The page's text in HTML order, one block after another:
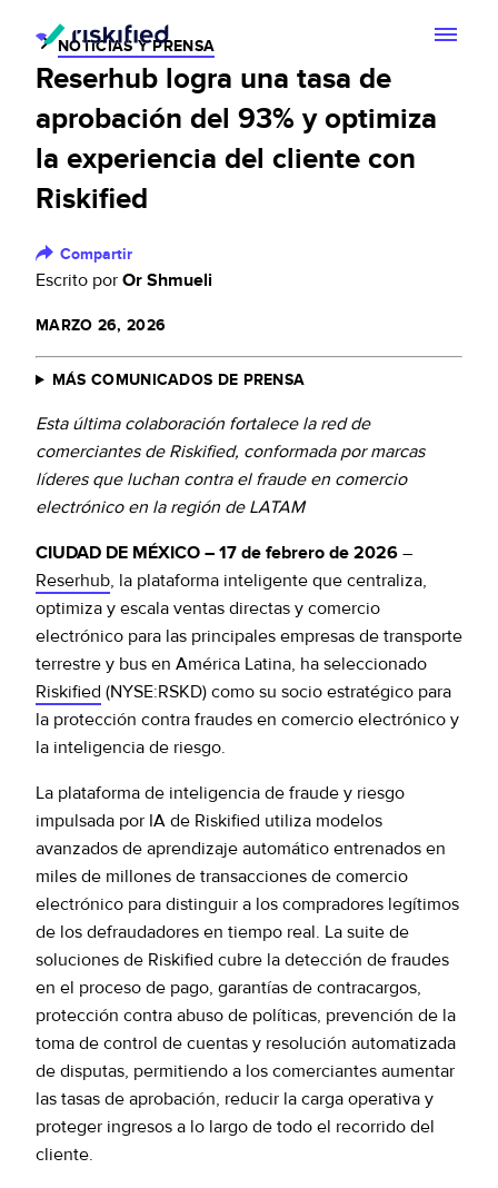
Buscar con IA
Plataforma
Plataforma
Adaptive Checkout
Chargeback guarantee
Dispute Resolve
Account Secure
Policy Protect
Cliente
Partners
Centro de Recursos
Centro de Recursos
Blog
Inversionistas
Eventos
Prensa
ES
Hablemos
NOTICIAS Y PRENSA
Reserhub logra una tasa de
aprobación del 93% y optimiza
la experiencia del cliente con
Riskified
Compartir
Escrito por Or Shmueli
MARZO 26, 2026
MÁS COMUNICADOS DE PRENSA
Esta última colaboración fortalece la red de
comerciantes de Riskified, conformada por marcas
líderes que luchan contra el fraude en comercio
electrónico en la región de LATAM
CIUDAD DE MÉXICO – 17 de febrero de 2026 –
Reserhub, la plataforma inteligente que centraliza,
optimiza y escala ventas directas y comercio
electrónico para las principales empresas de transporte
terrestre y bus en América Latina, ha seleccionado
Riskified (NYSE:RSKD) como su socio estratégico para
la protección contra fraudes en comercio electrónico y
la inteligencia de riesgo.
La plataforma de inteligencia de fraude y riesgo
impulsada por IA de Riskified utiliza modelos
avanzados de aprendizaje automático entrenados en
miles de millones de transacciones de comercio
electrónico para distinguir a los compradores legítimos
de los defraudadores en tiempo real. La suite de
soluciones de Riskified cubre la detección de fraudes
en el proceso de pago, garantías de contracargos,
protección contra abuso de políticas, prevención de la
toma de control de cuentas y resolución automatizada
de disputas, permitiendo a los comerciantes aumentar
las tasas de aprobación, reducir la carga operativa y
proteger ingresos a lo largo de todo el recorrido del
cliente.